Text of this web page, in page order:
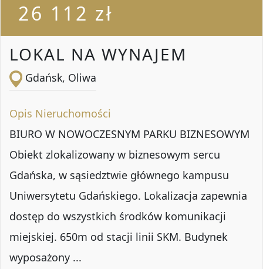
26 112 zł
LOKAL NA WYNAJEM
Gdańsk, Oliwa
Opis Nieruchomości
BIURO W NOWOCZESNYM PARKU BIZNESOWYM
Obiekt zlokalizowany w biznesowym sercu
Gdańska, w sąsiedztwie głównego kampusu
Uniwersytetu Gdańskiego. Lokalizacja zapewnia
dostęp do wszystkich środków komunikacji
miejskiej. 650m od stacji linii SKM. Budynek
wyposażony ...